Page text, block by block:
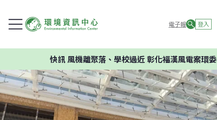
電子報 登入
風機離聚落、學校過近 彰化福漢風電案環委建議